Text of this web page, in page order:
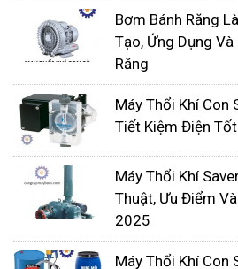
công suất nhỏ, ví dụ như máy
lượng khí 3,2 đến 4,5 m3/h,
phí về điện năng sử dụng cho
Bơm Bánh Răng
Tạo, Ứng Dụng
Răng
Máy Thổi Khí Con
Tiết Kiệm Điện
Máy Thổi Khí
Thuật, Ưu Điểm
2025
Máy Thổi Khí Con